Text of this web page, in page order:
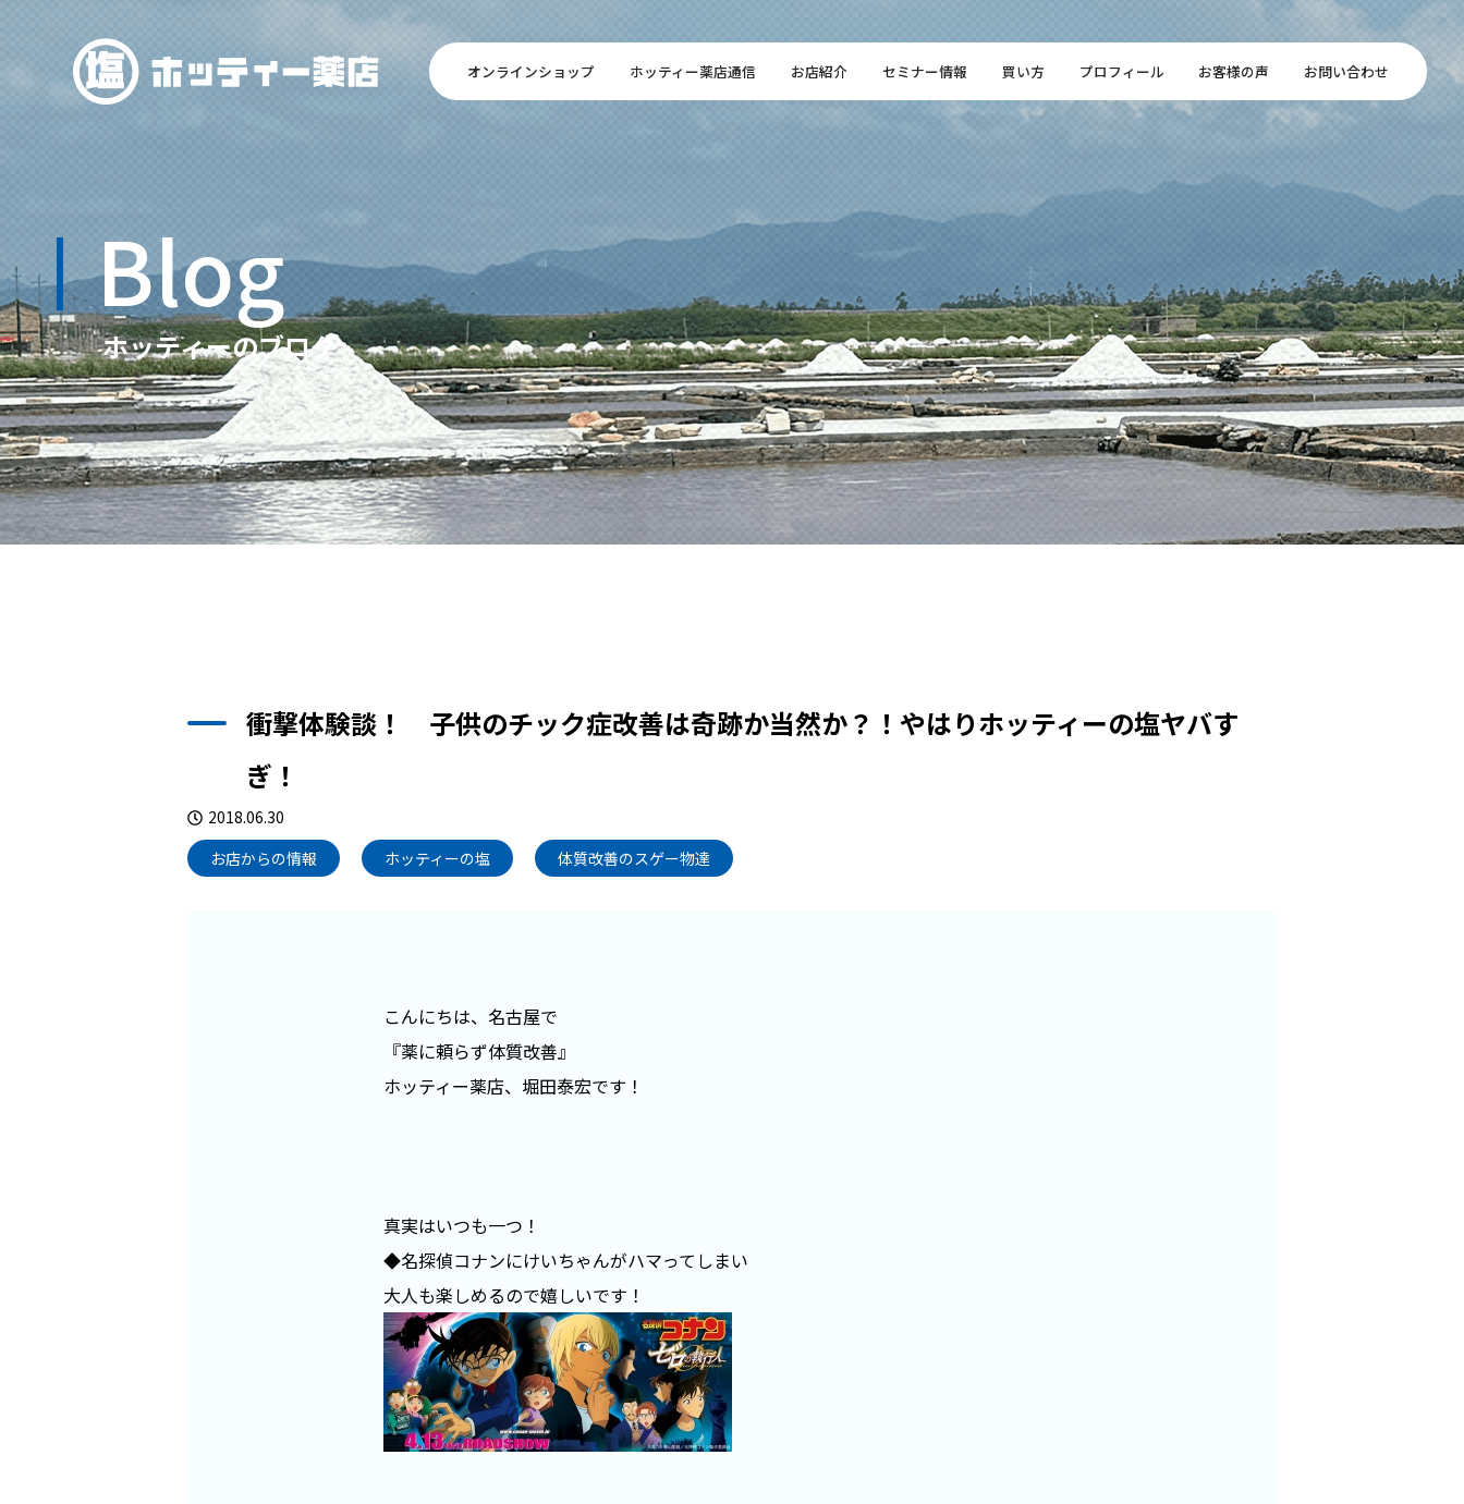
オンラインショップ ホッティー薬店通信 お店紹介 セミナー情報 買い方 プロフィール お客様の声 お問い合わせ
Blog
ホッティーのブログ
衝撃体験談！ 子供のチック症改善は奇跡か当然か？！やはりホッティーの塩ヤバす
ぎ！
2018.06.30
お店からの情報
ホッティーの塩 体質改善のスゲー物達
こんにちは、名古屋で
『薬に頼らず体質改善』
ホッティー薬店、堀田泰宏です！
真実はいつも一つ！
◆名探偵コナンにけいちゃんがハマってしまい
大人も楽しめるので嬉しいです！